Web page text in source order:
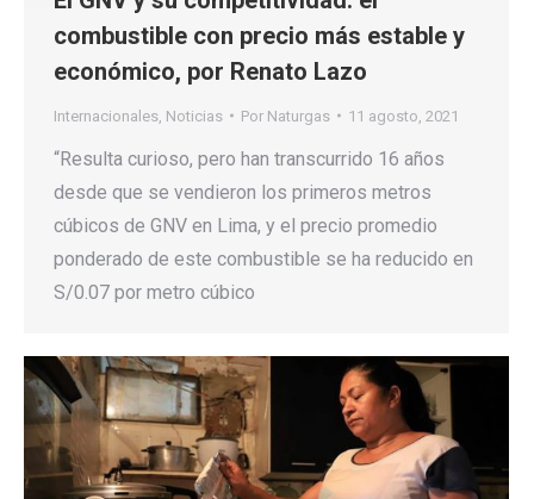
combustible con precio más estable y
económico, por Renato Lazo
Internacionales Noticias Por Naturgas 11 agosto, 2021
“Resulta curioso, pero han transcurrido 16 años
desde que se vendieron los primeros metros
cúbicos de GNV en Lima, y el precio promedio
ponderado de este combustible se ha reducido en
S/0.07 por metro cúbico